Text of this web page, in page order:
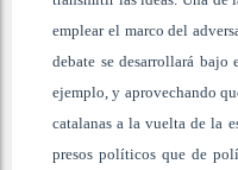
emplear el marco del
debate se desarrollará bajo
ejemplo, y aprovechando
catalanas a la vuelta de la
presos políticos que de